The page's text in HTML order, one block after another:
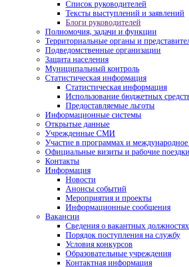
Список руководителей
Тексты выступлений и заявлений
Блоги руководителей
Полномочия, задачи и функции
Территориальные органы и
Подведомственные организации
Защита населения
Муниципальный контроль
Статистическая информация
Статистическая информация
Использование бюджетных
Предоставляемые льготы
Информационные системы
Открытые данные
Учрежденные СМИ
Участие в программах и международное
Официальные визиты и рабочие поездки
Контакты
Информация
Новости
Анонсы событий
Мероприятия и проекты
Информационные сообщения
Вакансии
Сведения о вакантных
Порядок поступления на службу
Условия конкурсов
Образовательные учреждения
Контактная информация